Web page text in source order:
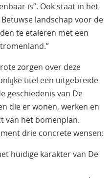
is”. Ook staat in het
landschap voor de
te etaleren met een
zorgen over deze
titel een uitgebreide
geschiedenis van De
die er wonen, werken en
van het bomenplan.
drie concrete wensen:
huidige karakter van De